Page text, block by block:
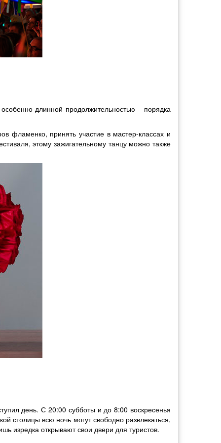
длинной продолжительностью – порядка
фламенко, принять участие в мастер-классах и
этому зажигательному танцу можно также
день. С 20:00 субботы и до 8:00 воскресенья
столицы всю ночь могут свободно развлекаться,
изредка открывают свои двери для туристов.